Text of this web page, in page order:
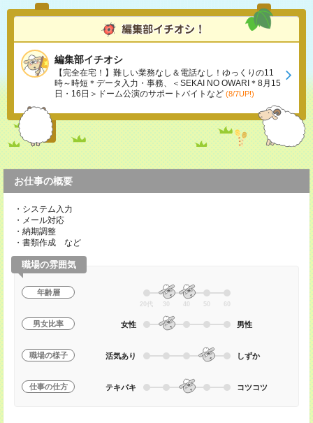
編集部イチオシ
【完全在宅！】難しい業務なし＆電話なし！ゆっくりの11
時～時短＊データ入力・事務、＜SEKAI NO OWARI＊8月15
日・16日＞ドーム公演のサポートバイトなど (8/7UP!)
お仕事の概要
・システム入力
・メール対応
・納期調整
・書類作成 など
職場の雰囲気
年齢層
20代 30 40 50 60
男女比率 女性 男性
職場の様子 活気あり しずか
仕事の仕方 テキパキ コツコツ